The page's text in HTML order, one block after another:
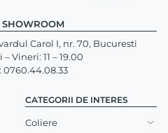
SHOWROOM
Carol I, nr. 70, Bucuresti
Vineri: 11 – 19.00
0760.44.08.33
CATEGORII DE INTERES
Coliere